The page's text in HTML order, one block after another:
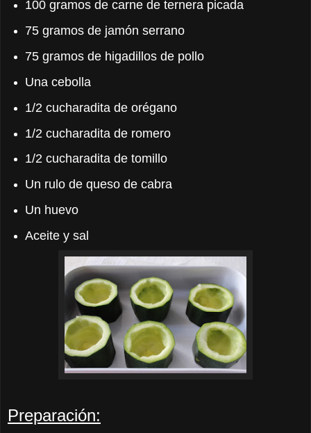
100 gramos de carne de ternera picada
75 gramos de jamón serrano
75 gramos de higadillos de pollo
Una cebolla
1/2 cucharadita de orégano
1/2 cucharadita de romero
1/2 cucharadita de tomillo
Un rulo de queso de cabra
Un huevo
Aceite y sal
Preparación: